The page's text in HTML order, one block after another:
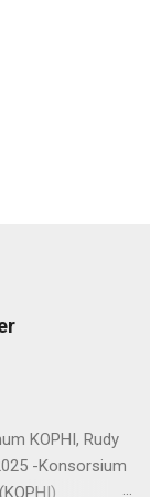
KOPHI, Rudy
-Konsorsium